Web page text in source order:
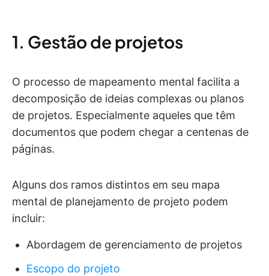
1. Gestão de projetos
O processo de mapeamento mental facilita a
decomposição de ideias complexas ou planos
de projetos. Especialmente aqueles que têm
documentos que podem chegar a centenas de
páginas.
Alguns dos ramos distintos em seu mapa
mental de planejamento de projeto podem
incluir:
Abordagem de gerenciamento de projetos
Escopo do projeto